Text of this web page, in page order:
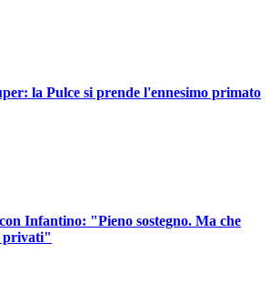
la Pulce si prende l'ennesimo primato
Infantino: "Pieno sostegno. Ma che
privati"